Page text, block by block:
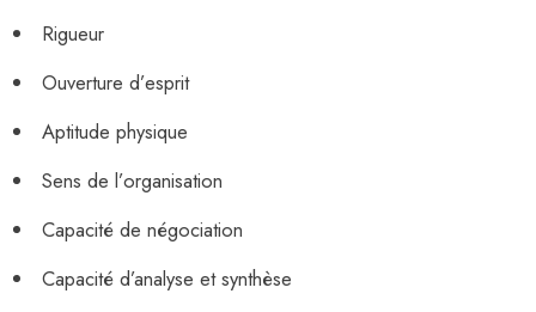
Rigueur
Ouverture d’esprit
Aptitude physique
Sens de l’organisation
Capacité de négociation
Capacité d’analyse et synthèse